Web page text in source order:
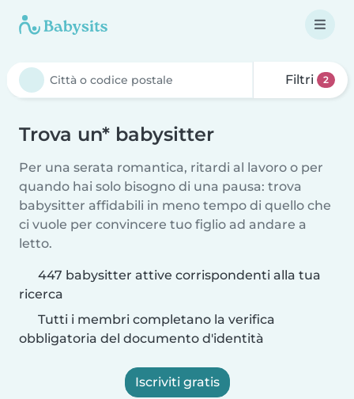
Filtri 2
Trova un* babysitter
Per una serata romantica, ritardi al lavoro o per
quando hai solo bisogno di una pausa: trova
babysitter affidabili in meno tempo di quello che
ci vuole per convincere tuo figlio ad andare a
letto.
447 babysitter attive corrispondenti alla tua
ricerca
Tutti i membri completano la verifica
obbligatoria del documento d'identità
Iscriviti gratis